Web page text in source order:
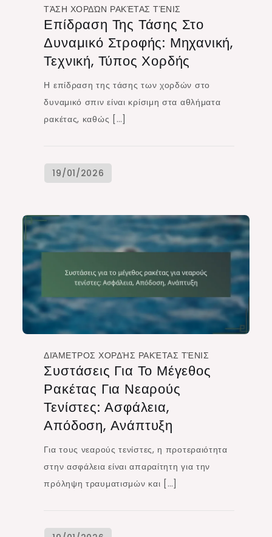
ΤΆΣΗ ΧΟΡΔΏΝ ΡΑΚΈΤΑΣ ΤΈΝΙΣ
Επίδραση Της Τάσης Στο
Δυναμικό Στροφής: Μηχανική,
Τεχνική, Τύπος Χορδής
Η επίδραση της τάσης των χορδών στο
δυναμικό σπιν είναι κρίσιμη στα αθλήματα
ρακέτας, καθώς […]
ΔΙΆΜΕΤΡΟΣ ΧΟΡΔΉΣ ΡΑΚΈΤΑΣ ΤΈΝΙΣ
Συστάσεις Για Το Μέγεθος
Ρακέτας Για Νεαρούς
Τενίστες: Ασφάλεια,
Απόδοση, Ανάπτυξη
Για τους νεαρούς τενίστες, η προτεραιότητα
στην ασφάλεια είναι απαραίτητη για την
πρόληψη τραυματισμών και […]